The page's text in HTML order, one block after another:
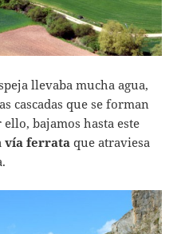
llevaba mucha agua,
cascadas que se forman
bajamos hasta este
vía ferrataque atraviesa